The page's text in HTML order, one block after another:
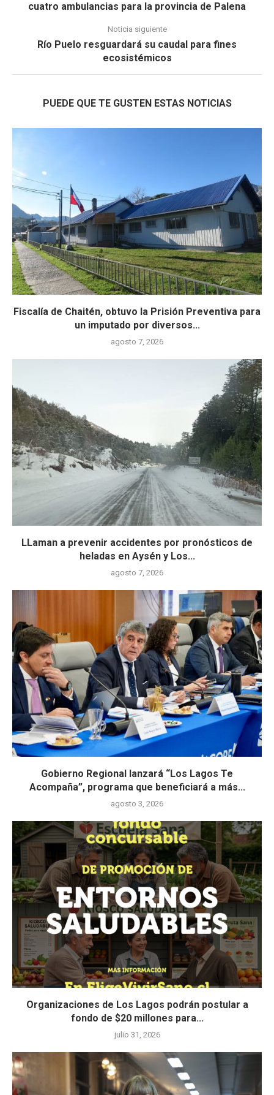
cuatro ambulancias para la provincia de Palena
Noticia siguiente
Río Puelo resguardará su caudal para fines
ecosistémicos
PUEDE QUE TE GUSTEN ESTAS NOTICIAS
Fiscalía de Chaitén, obtuvo la Prisión Preventiva para
un imputado por diversos...
agosto 7, 2026
LLaman a prevenir accidentes por pronósticos de
heladas en Aysén y Los...
agosto 7, 2026
Gobierno Regional lanzará “Los Lagos Te
Acompaña”, programa que beneficiará a más...
agosto 3, 2026
Organizaciones de Los Lagos podrán postular a
fondo de $20 millones para...
julio 31, 2026